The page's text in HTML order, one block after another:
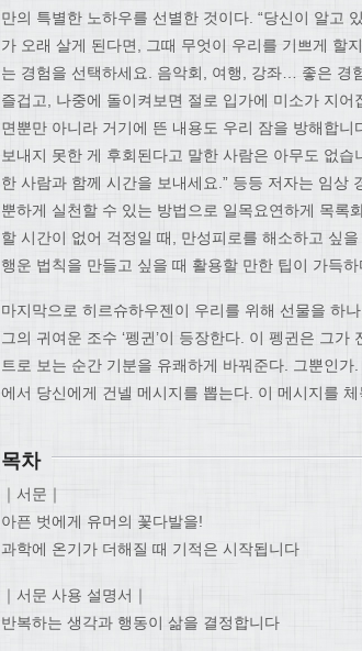
만의 특별한 노하우를 선별한 것이다. “당신이 알고
가 오래 살게 된다면, 그때 무엇이 우리를 기쁘게 할
는 경험을 선택하세요. 음악회, 여행, 강좌… 좋은 경
즐겁고, 나중에 돌이켜보면 절로 입가에 미소가 지
면뿐만 아니라 거기에 뜬 내용도 우리 잠을 방해합
보내지 못한 게 후회된다고 말한 사람은 아무도 없
한 사람과 함께 시간을 보내세요.” 등등 저자는 임상
뿐하게 실천할 수 있는 방법으로 일목요연하게 목록
할 시간이 없어 걱정일 때, 만성피로를 해소하고 싶
행운 법칙을 만들고 싶을 때 활용할 만한 팁이 가득하
마지막으로 히르슈하우젠이 우리를 위해 선물을 하
그의 귀여운 조수 ‘펭귄’이 등장한다. 이 펭귄은 그
트로 보는 순간 기분을 유쾌하게 바꿔준다. 그뿐인
에서 당신에게 건넬 메시지를 뽑는다. 이 메시지를
목차
｜서문｜
아픈 벗에게 유머의 꽃다발을!
과학에 온기가 더해질 때 기적은 시작됩니다
｜서문 사용 설명서｜
반복하는 생각과 행동이 삶을 결정합니다